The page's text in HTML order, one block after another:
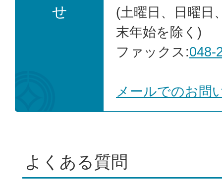
せ
(土曜日、日曜日
末年始を除く)
ファックス:048-
メールでのお問
よくある質問